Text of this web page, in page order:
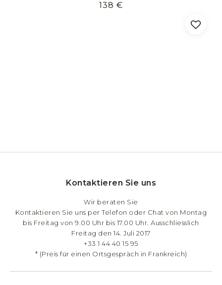
138 €
Kontaktieren Sie uns
Wir beraten Sie
Kontaktieren Sie uns per Telefon oder Chat von Montag
bis Freitag von 9.00 Uhr bis 17.00 Uhr. Ausschliesslich
Freitag den 14. Juli 2017
+33 1 44 40 15 95
* (Preis für einen Ortsgespräch in Frankreich)